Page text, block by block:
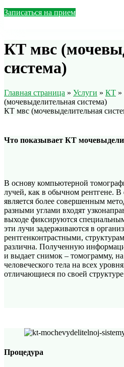
Записаться на прием
КТ мвс
система)
Главная страница » Услуги » КТ »
(мочевыделительная система)
КТ мвс (мочевыделительная
Что показывает КТ
В основу компьютерной
лучей, как в обычном рентгене.
является более совершенным
разными углами входят
выходе фиксируются
эти лучи задерживаются в
рентгенконтрастными,
различна. Полученную
и выдает снимок – томограмму,
человеческого тела на всех
отличающиеся по своей
Процедура